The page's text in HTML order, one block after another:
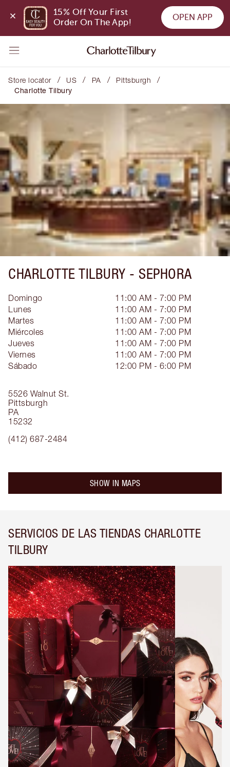
15% Off Your First
Order On The App!
OPEN APP
Store locator / US / PA / Pittsburgh /
Charlotte Tilbury
CHARLOTTE TILBURY - SEPHORA
5526 Walnut St.
Pittsburgh
PA
15232
(412) 687-2484
Domingo
11:00 AM - 7:00 PM
Lunes
11:00 AM - 7:00 PM
Martes
11:00 AM - 7:00 PM
Miércoles
11:00 AM - 7:00 PM
Jueves
11:00 AM - 7:00 PM
Viernes
11:00 AM - 7:00 PM
Sábado
12:00 PM - 6:00 PM
SHOW IN MAPS
SERVICIOS DE LAS TIENDAS CHARLOTTE
TILBURY